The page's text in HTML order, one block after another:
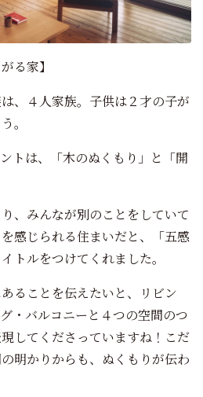
る家】
、４人家族。子供は２才の子が
。
トは、「木のぬくもり」と「開
、みんなが別のことをしていて
感じられる住まいだと、「五感
トルをつけてくれました。
ることを伝えたいと、リビン
・バルコニーと４つの空間のつ
してくださっていますね！こだ
明かりからも、ぬくもりが伝わ